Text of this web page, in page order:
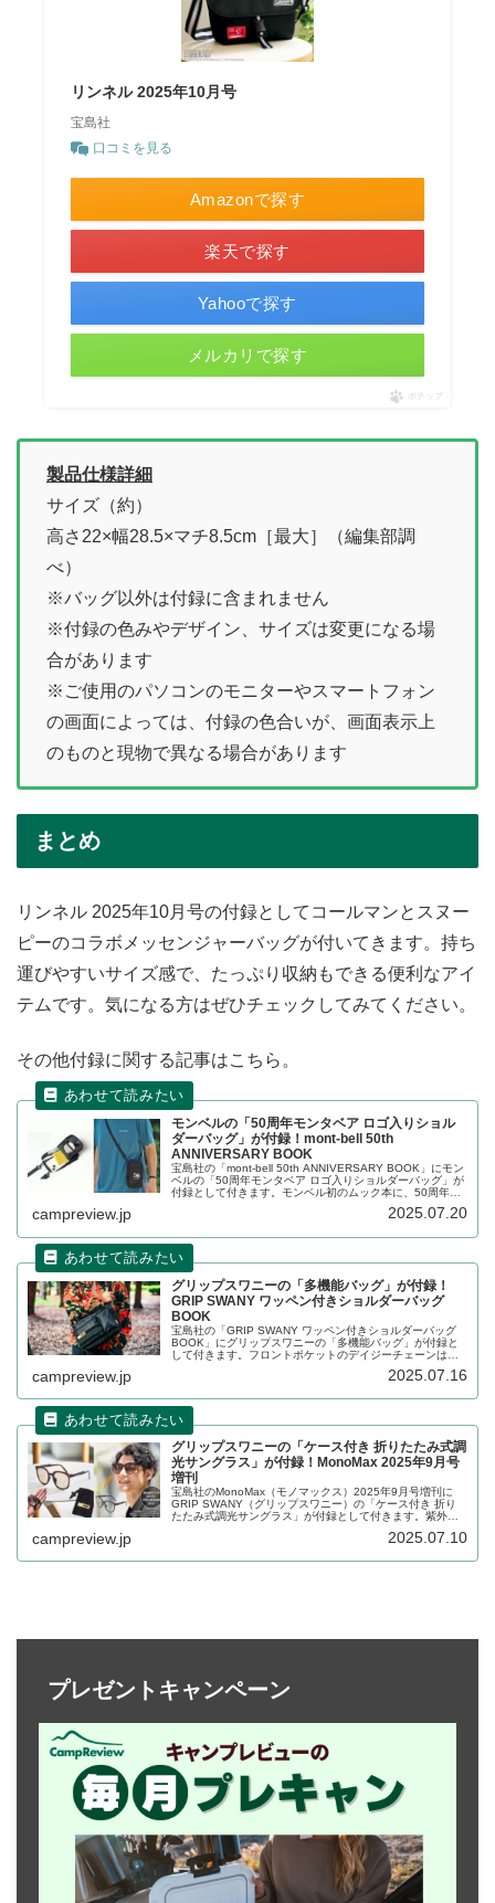
リンネル 2025年10月号
宝島社
口コミを見る
Amazonで探す
楽天で探す
Yahooで探す
メルカリで探す
ポチップ
製品仕様詳細
サイズ（約）
高さ22×幅28.5×マチ8.5cm［最大］（編集部調
べ）
※バッグ以外は付録に含まれません
※付録の色みやデザイン、サイズは変更になる場
合があります
※ご使用のパソコンのモニターやスマートフォン
の画面によっては、付録の色合いが、画面表示上
のものと現物で異なる場合があります
まとめ
リンネル 2025年10月号の付録としてコールマンとスヌー
ピーのコラボメッセンジャーバッグが付いてきます。持ち
運びやすいサイズ感で、たっぷり収納もできる便利なアイ
テムです。気になる方はぜひチェックしてみてください。
その他付録に関する記事はこちら。
モンベルの「50周年モンタベア ロゴ入りショル
ダーバッグ」が付録！mont-bell 50th
ANNIVERSARY BOOK
宝島社の「mont-bell 50th ANNIVERSARY BOOK」にモン
ベルの「50周年モンタベア ロゴ入りショルダーバッグ」が
付録として付きます。モンベル初のムック本に、50周年記
て付きます。2層式でお財布機能もついた便利なアイテムで
campreview.jp 2025.07.20
グリップスワニーの「多機能バッグ」が付録！
GRIP SWANY ワッペン付きショルダーバッグ
BOOK
宝島社の「GRIP SWANY ワッペン付きショルダーバッグ
BOOK」にグリップスワニーの「多機能バッグ」が付録と
して付きます。フロントポケットのデイジーチェーンは一
脱できるだけでなく、お好みのワッペンを付けてカスタム
campreview.jp 2025.07.16
グリップスワニーの「ケース付き 折りたたみ式調
光サングラス」が付録！MonoMax 2025年9月号
増刊
宝島社のMonoMax（モノマックス）2025年9月号増刊に
GRIP SWANY（グリップスワニー）の「ケース付き 折り
たたみ式調光サングラス」が付録として付きます。紫外線
便利なポーチもセットになったアイテムです。詳細をレビ
campreview.jp 2025.07.10
プレゼントキャンペーン